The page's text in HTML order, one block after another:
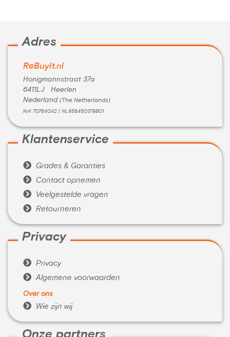
Adres
ReBuyIt.nl
Honigmannstraat 37a
6411LJ Heerlen
Nederland (The Netherlands)
KvK 70764042 | NL858450379B01
Klantenservice
 Grades & Garanties
 Contact opnemen
 Veelgestelde vragen
 Retourneren
Privacy
 Privacy
 Algemene voorwaarden
Over ons
 Wie zijn wij